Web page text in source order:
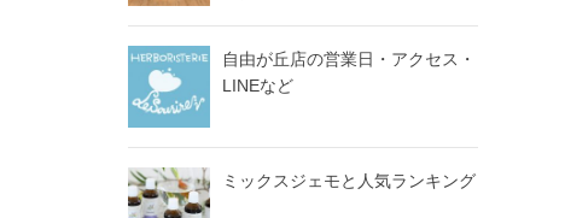
自由が丘店の営業日・アクセス・
LINEなど
ミックスジェモと人気ランキング